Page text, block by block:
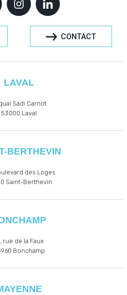
CONTACT
LAVAL
Sadi Carnot
53000 Laval
BERTHEVIN
des Loges
Saint-Berthevin
rue de la Faux
Bonchamp